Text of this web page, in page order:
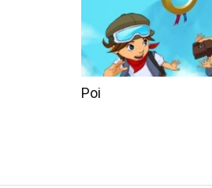
Poi